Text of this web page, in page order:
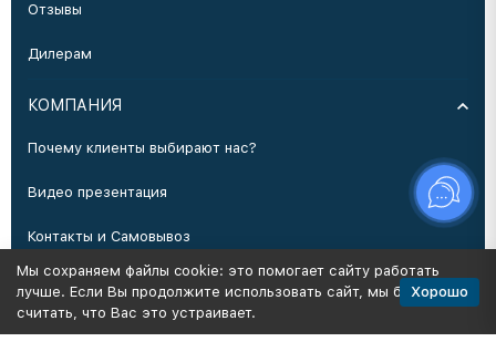
Отзывы
Дилерам
КОМПАНИЯ
Почему клиенты выбирают нас?
Видео презентация
Контакты и Самовывоз
Производство
Мы сохраняем файлы cookie: это помогает сайту работать
лучше. Если Вы продолжите использовать сайт, мы будем
считать, что Вас это устраивает.
Хорошо